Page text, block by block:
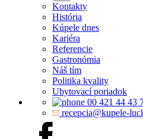
Kontakty
História
Kúpele dnes
Kariéra
Referencie
Gastronómia
Náš tím
Politika kvality
Ubytovací poriadok
00 421 44 43
recepcia@kupele-